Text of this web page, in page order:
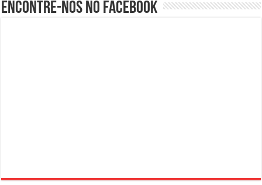
Encontre-nos no Facebook